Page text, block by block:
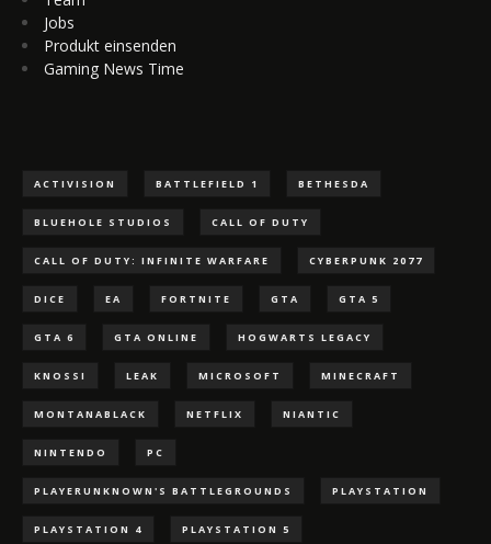
Jobs
Produkt einsenden
Gaming News Time
ACTIVISION BATTLEFIELD 1 BETHESDA
BLUEHOLE STUDIOS CALL OF DUTY
CALL OF DUTY: INFINITE WARFARE CYBERPUNK 2077
DICE EA FORTNITE GTA GTA 5
GTA 6 GTA ONLINE HOGWARTS LEGACY
KNOSSI LEAK MICROSOFT MINECRAFT
MONTANABLACK NETFLIX NIANTIC
NINTENDO PC
PLAYERUNKNOWN'S BATTLEGROUNDS PLAYSTATION
PLAYSTATION 4 PLAYSTATION 5